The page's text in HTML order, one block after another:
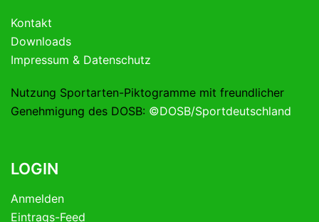
Kontakt
Downloads
Impressum & Datenschutz
Nutzung Sportarten-Piktogramme mit freundlicher
Genehmigung des DOSB: ©DOSB/Sportdeutschland
LOGIN
Anmelden
Eintrags-Feed